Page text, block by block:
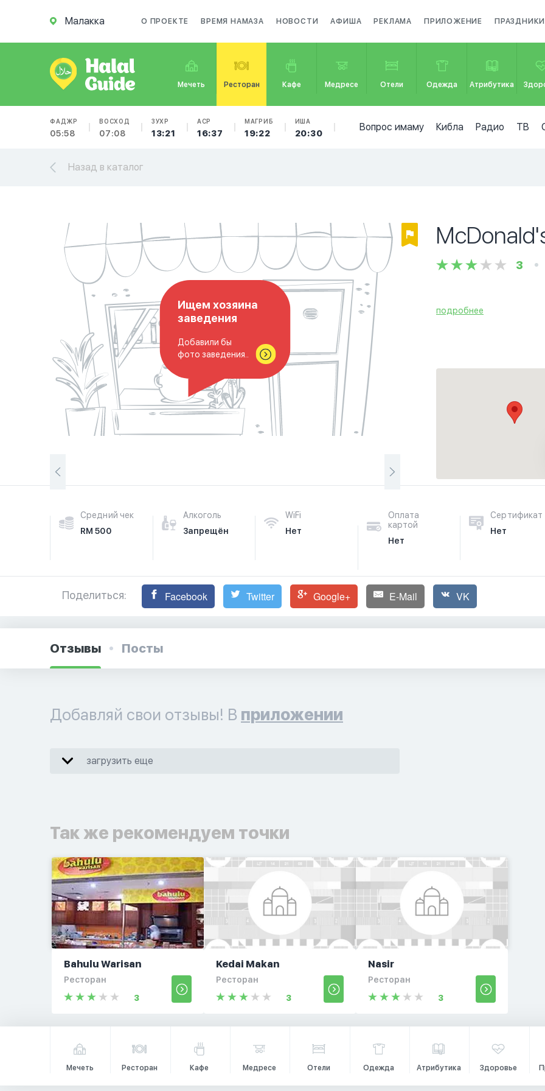
Малакка О ПРОЕКТЕ ВРЕМЯ НАМАЗА НОВОСТИ АФИША РЕКЛАМА ПРИЛОЖЕНИЕ ПРАЗДНИКИ
Мечеть Ресторан Кафе Медресе Отели Одежда Атрибутика
ФАДЖР
05:58
ВОСХОД
07:08
ЗУХР
13:21
АСР
16:37
МАГРИБ
19:22
ИША
20:30
Вопрос имаму Кибла Радио ТВ
Назад в каталог
Ищем хозяина
заведения
Добавили бы
фото заведения..
3
подробнее
Средний чек
RM 500
Алкоголь
Запрещён
WiFi
Нет
Оплата
картой
Нет
Сертификат
Нет
Поделиться: Facebook Twitter Google+ E-Mail VK
Отзывы Посты
Добавляй свои отзывы! В приложении
загрузить еще
Так же рекомендуем точки
Bahulu Warisan
Ресторан
3
Kedai Makan
Ресторан
3
Nasir
Ресторан
3
Мечеть Ресторан Кафе Медресе Отели Одежда Атрибутика Здоровье